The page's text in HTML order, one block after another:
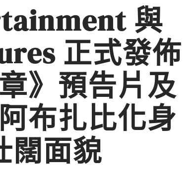
與
正式發佈
》預告片及
布扎比化身
闊面貌